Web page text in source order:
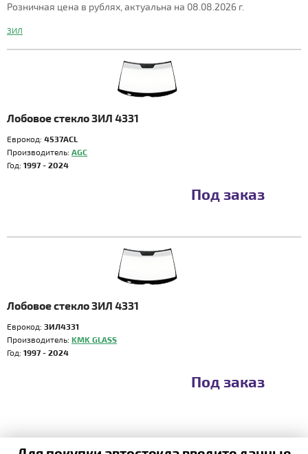
Розничная цена в рублях, актуальна на 08.08.2026 г.
ЗИЛ
Лобовое стекло ЗИЛ 4331
Еврокод: 4537ACL
Производитель: AGC
Год: 1997 - 2024
Под заказ
Лобовое стекло ЗИЛ 4331
Еврокод: ЗИЛ4331
Производитель: KMK GLASS
Год: 1997 - 2024
Под заказ